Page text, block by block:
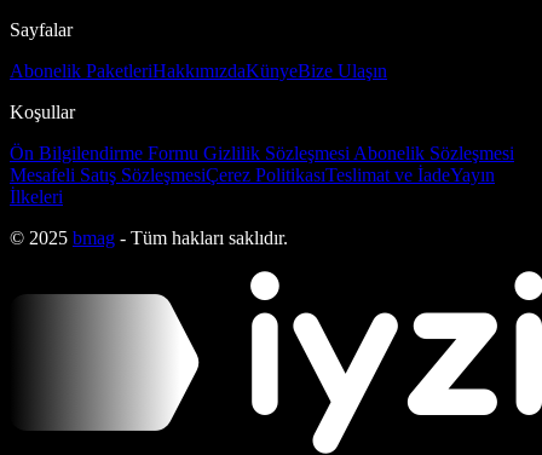
Sayfalar
Abonelik PaketleriHakkımızdaKünyeBize Ulaşın
Koşullar
Ön Bilgilendirme Formu Gizlilik Sözleşmesi Abonelik Sözleşmesi
Mesafeli Satış SözleşmesiÇerez PolitikasıTeslimat ve İadeYayın
İlkeleri
© 2025 bmag - Tüm hakları saklıdır.